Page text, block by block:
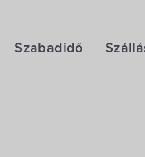
Szabadidő